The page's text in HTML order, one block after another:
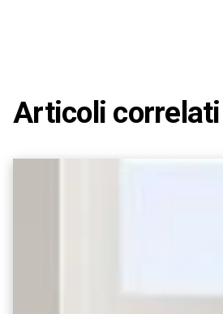
Articoli correlati